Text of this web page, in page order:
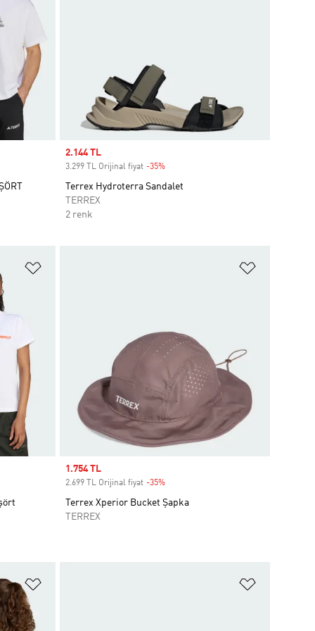
Sale price
2.144 TL
3.299 TL Orijinal fiyat -35%Discount
Terrex Hydroterra Sandalet
TERREX
2 renk
Sale price
1.754 TL
2.699 TL Orijinal fiyat -35%Discount
Terrex Xperior Bucket Şapka
TERREX